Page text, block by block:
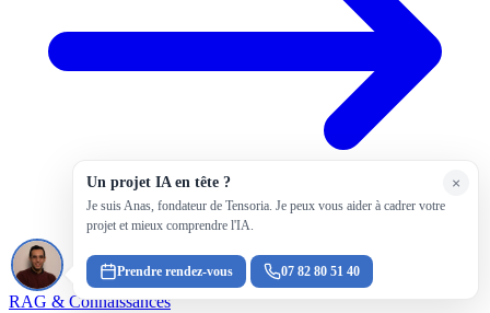
RAG & Connaissances
×
Un projet IA en tête ?
Je suis Anas, fondateur de Tensoria. Je peux vous aider à cadrer votre
projet et mieux comprendre l'IA.
Prendre rendez-vous 07 82 80 51 40